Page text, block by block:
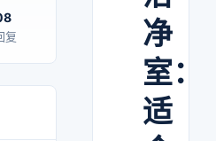
复
净
室：
适